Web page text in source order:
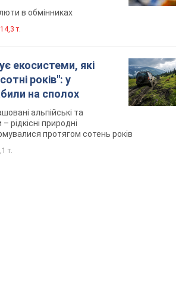
в обмінниках
т.
екосистеми, які
років": у
на сполох
альпійські та
рідкісні природні
протягом сотень років
т.